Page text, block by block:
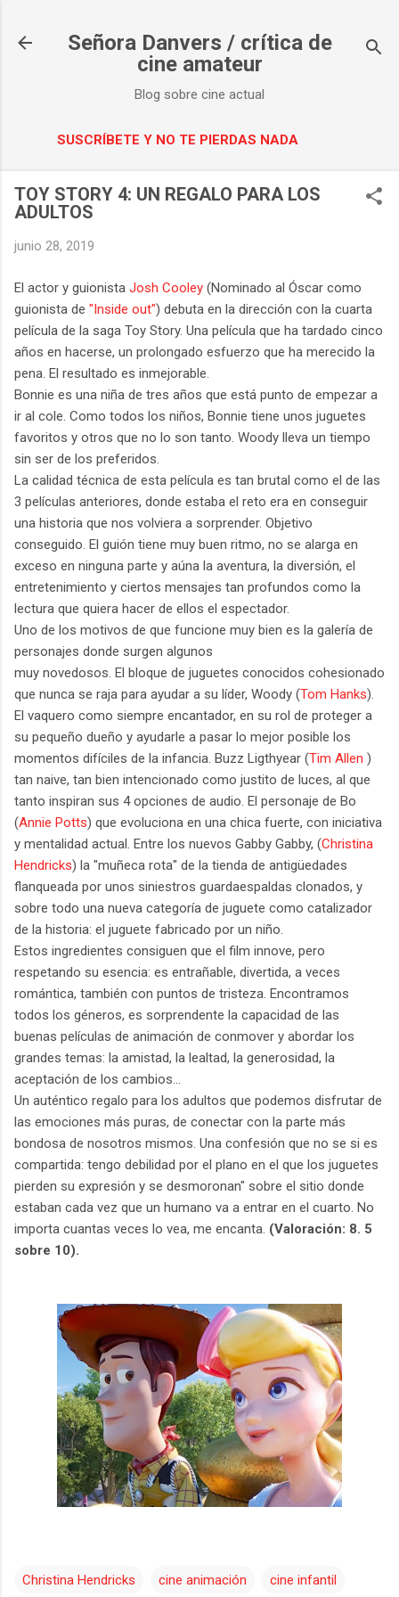
Señora Danvers / crítica de
cine amateur
Blog sobre cine actual
SUSCRÍBETE Y NO TE PIERDAS NADA
TOY STORY 4: UN REGALO PARA LOS
ADULTOS
junio 28, 2019
El actor y guionista Josh Cooley (Nominado al Óscar como
guionista de "Inside out") debuta en la dirección con la cuarta
película de la saga Toy Story. Una película que ha tardado cinco
años en hacerse, un prolongado esfuerzo que ha merecido la
pena. El resultado es inmejorable.
Bonnie es una niña de tres años que está punto de empezar a
ir al cole. Como todos los niños, Bonnie tiene unos juguetes
favoritos y otros que no lo son tanto. Woody lleva un tiempo
sin ser de los preferidos.
La calidad técnica de esta película es tan brutal como el de las
3 películas anteriores, donde estaba el reto era en conseguir
una historia que nos volviera a sorprender. Objetivo
conseguido. El guión tiene muy buen ritmo, no se alarga en
exceso en ninguna parte y aúna la aventura, la diversión, el
entretenimiento y ciertos mensajes tan profundos como la
lectura que quiera hacer de ellos el espectador.
Uno de los motivos de que funcione muy bien es la galería de
personajes donde surgen algunos
muy novedosos. El bloque de juguetes conocidos cohesionado
que nunca se raja para ayudar a su líder, Woody (Tom Hanks).
El vaquero como siempre encantador, en su rol de proteger a
su pequeño dueño y ayudarle a pasar lo mejor posible los
momentos difíciles de la infancia. Buzz Ligthyear (Tim Allen )
tan naive, tan bien intencionado como justito de luces, al que
tanto inspiran sus 4 opciones de audio. El personaje de Bo
(Annie Potts) que evoluciona en una chica fuerte, con iniciativa
y mentalidad actual. Entre los nuevos Gabby Gabby, (Christina
Hendricks) la "muñeca rota" de la tienda de antigüedades
flanqueada por unos siniestros guardaespaldas clonados, y
sobre todo una nueva categoría de juguete como catalizador
de la historia: el juguete fabricado por un niño.
Estos ingredientes consiguen que el film innove, pero
respetando su esencia: es entrañable, divertida, a veces
romántica, también con puntos de tristeza. Encontramos
todos los géneros, es sorprendente la capacidad de las
buenas películas de animación de conmover y abordar los
grandes temas: la amistad, la lealtad, la generosidad, la
aceptación de los cambios...
Un auténtico regalo para los adultos que podemos disfrutar de
las emociones más puras, de conectar con la parte más
bondosa de nosotros mismos. Una confesión que no se si es
compartida: tengo debilidad por el plano en el que los juguetes
pierden su expresión y se desmoronan" sobre el sitio donde
estaban cada vez que un humano va a entrar en el cuarto. No
importa cuantas veces lo vea, me encanta. (Valoración: 8. 5
sobre 10).
Christina Hendricks cine animación cine infantil